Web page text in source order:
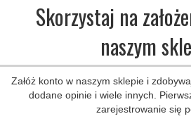
Skorzystaj na
naszym
Załóż konto w naszym sklepie i
dodane opinie i wiele innych.
zarejestrowanie się